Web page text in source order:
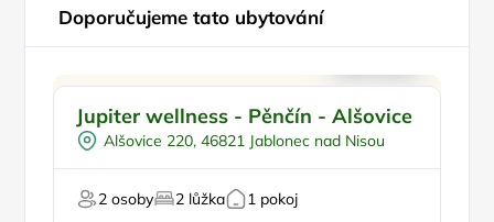
Doporučujeme tato ubytování
Vířivka
Sauna
Pro relaxaci
Jupiter wellness - Pěnčín - Alšovice
Alšovice 220, 46821 Jablonec nad Nisou
2 osoby 2 lůžka 1 pokoj